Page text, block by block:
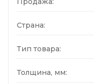
Страна:
Тип товара:
Толщина, мм: